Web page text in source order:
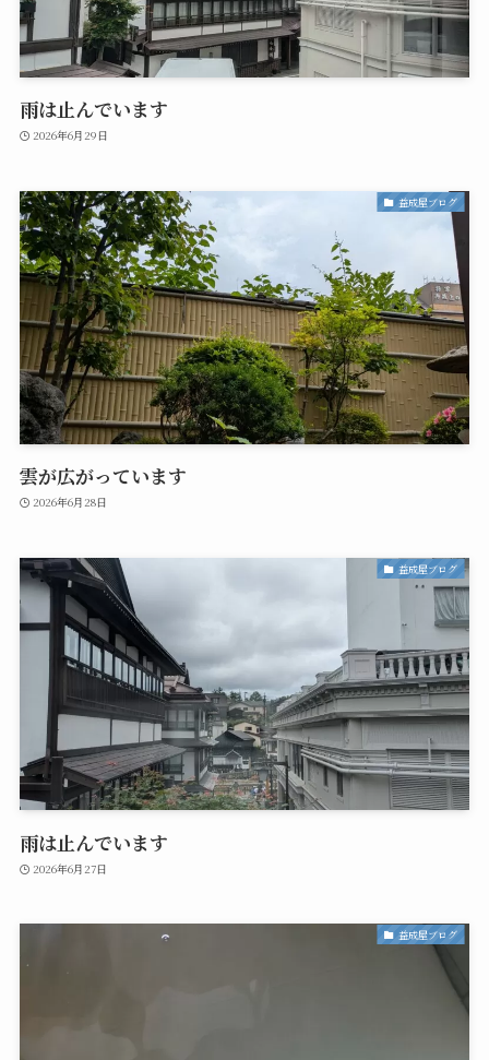
雨は止んでいます
2026年6月29日
益成屋ブログ
雲が広がっています
2026年6月28日
益成屋ブログ
雨は止んでいます
2026年6月27日
益成屋ブログ